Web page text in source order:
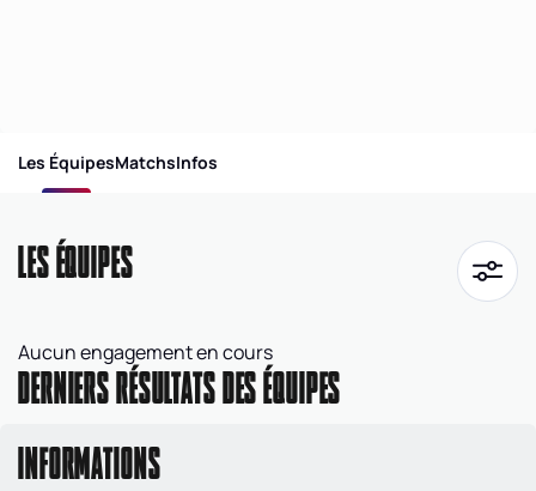
Les ÉquipesMatchsInfos
LES ÉQUIPES
Aucun engagement en cours
DERNIERS RÉSULTATS DES ÉQUIPES
INFORMATIONS